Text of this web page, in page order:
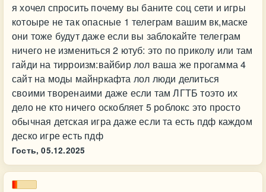
я хочел спросить почему вы баните соц сети и игры
котоыре не так опасные 1 телеграм вашим вк,маске
они тоже будут даже если вы заблокайте телеграм
ничего не измениться 2 ютуб: это по приколу или там
гайди на тирроизм:вайбир лол ваша же прогамма 4
сайт на моды майнркафта лол люди делиться
своими творенаими даже если там ЛГТБ тоэто их
дело не кто ничего оскобляет 5 роблокс это просто
обычная детская игра даже если та есть пдф каждом
деско игре есть пдф
Гость, 05.12.2025